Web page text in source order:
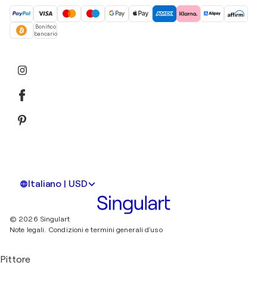
Bonifico
bancario
Italiano | USD
© 2026 Singulart
Note legali.
Condizioni e termini generali d'uso
Pittore